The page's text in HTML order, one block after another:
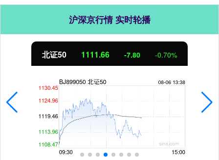
沪深京行情 实时轮播
北证50 1111.64 -7.82 -0.70%